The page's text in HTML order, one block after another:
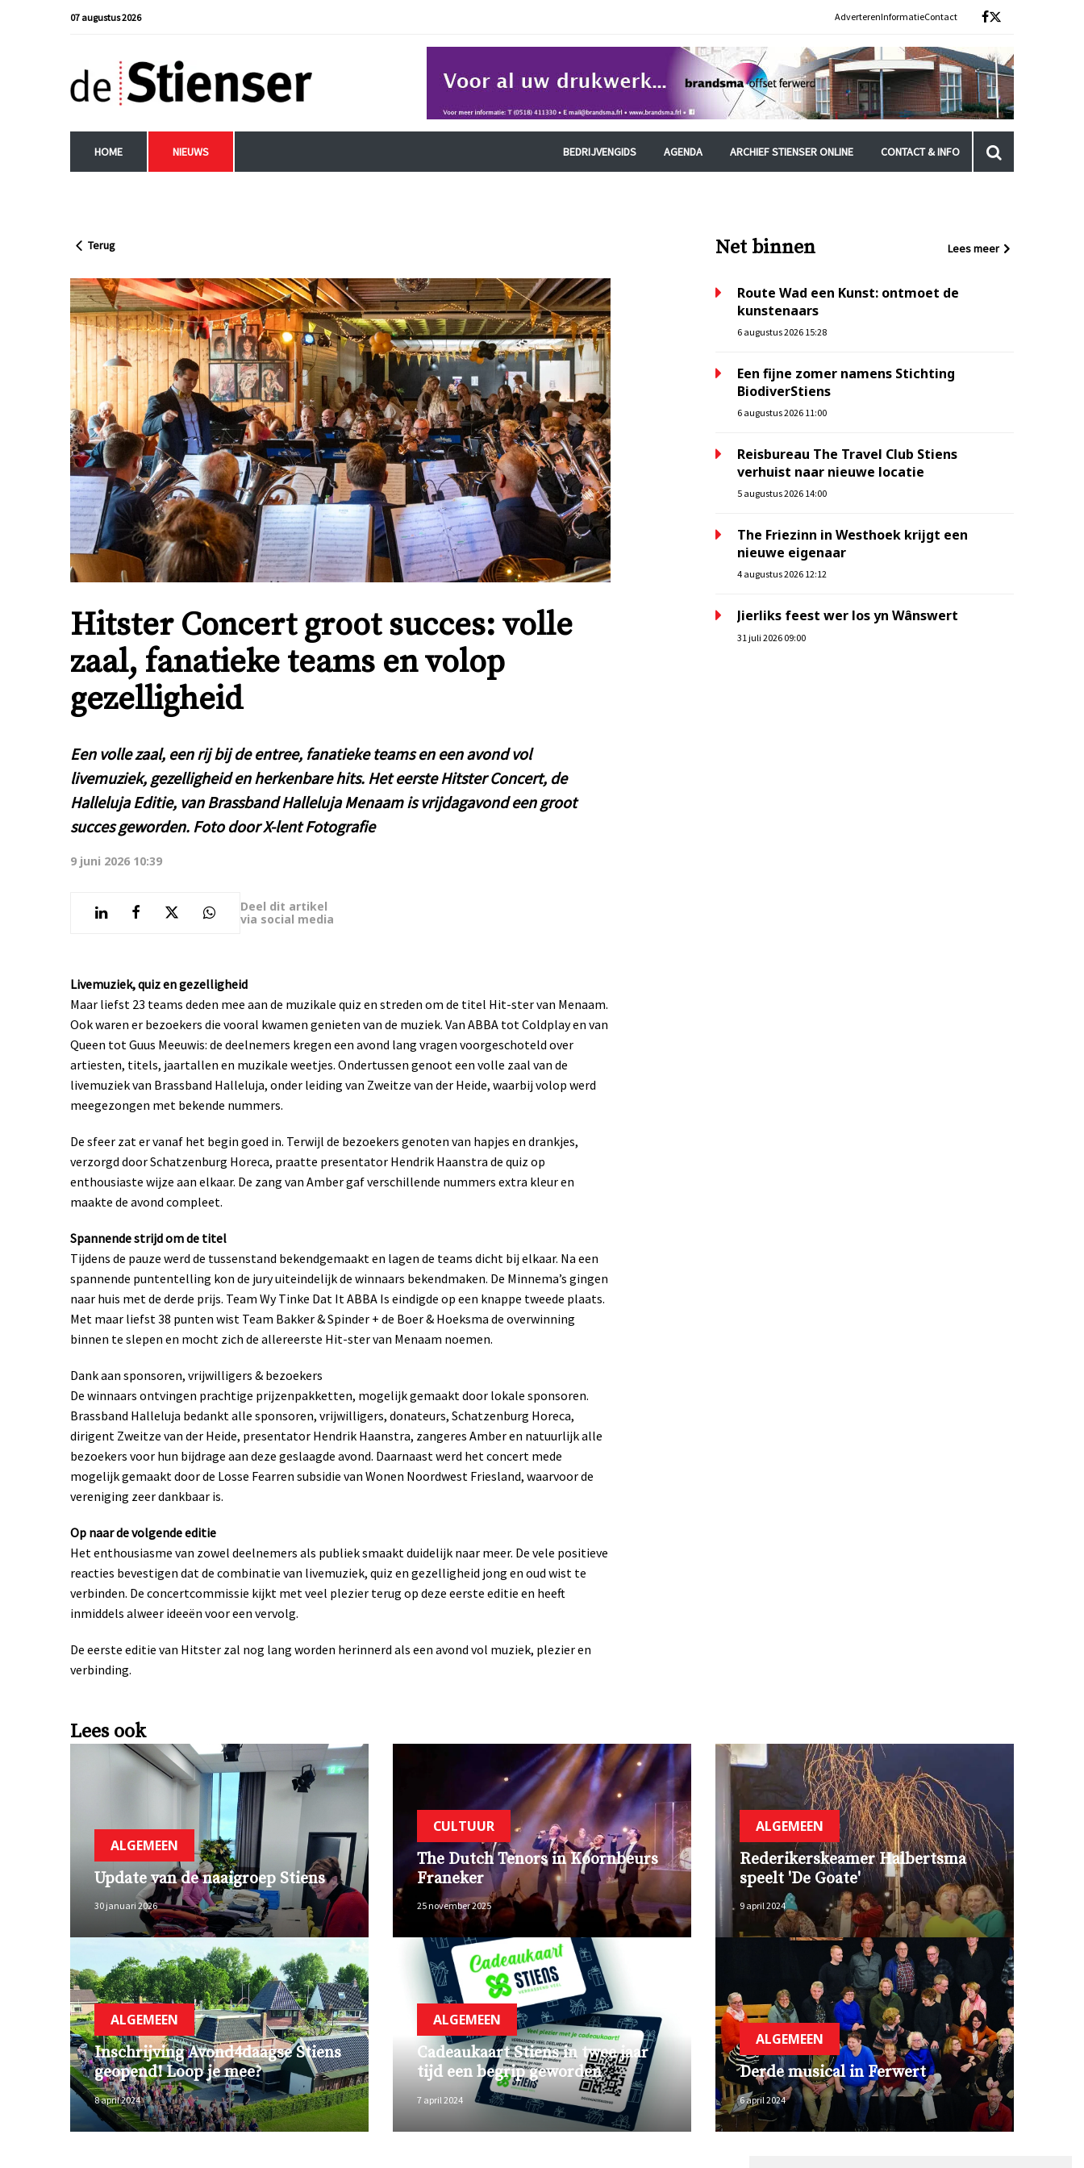
07 augustus 2026 AdverterenInformatieContact
HOME NIEUWS BEDRIJVENGIDS AGENDA ARCHIEF STIENSER ONLINE CONTACT & INFO
Terug
Hitster Concert groot succes: volle
zaal, fanatieke teams en volop
gezelligheid
Een volle zaal, een rij bij de entree, fanatieke teams en een avond vol
livemuziek, gezelligheid en herkenbare hits. Het eerste Hitster Concert, de
Halleluja Editie, van Brassband Halleluja Menaam is vrijdagavond een groot
succes geworden. Foto door X-lent Fotografie
9 juni 2026 10:39
Deel dit artikel
via social media
Livemuziek, quiz en gezelligheid
Maar liefst 23 teams deden mee aan de muzikale quiz en streden om de titel Hit-ster van Menaam.
Ook waren er bezoekers die vooral kwamen genieten van de muziek. Van ABBA tot Coldplay en van
Queen tot Guus Meeuwis: de deelnemers kregen een avond lang vragen voorgeschoteld over
artiesten, titels, jaartallen en muzikale weetjes. Ondertussen genoot een volle zaal van de
livemuziek van Brassband Halleluja, onder leiding van Zweitze van der Heide, waarbij volop werd
meegezongen met bekende nummers.
De sfeer zat er vanaf het begin goed in. Terwijl de bezoekers genoten van hapjes en drankjes,
verzorgd door Schatzenburg Horeca, praatte presentator Hendrik Haanstra de quiz op
enthousiaste wijze aan elkaar. De zang van Amber gaf verschillende nummers extra kleur en
maakte de avond compleet.
Spannende strijd om de titel
Tijdens de pauze werd de tussenstand bekendgemaakt en lagen de teams dicht bij elkaar. Na een
spannende puntentelling kon de jury uiteindelijk de winnaars bekendmaken. De Minnema’s gingen
naar huis met de derde prijs. Team Wy Tinke Dat It ABBA Is eindigde op een knappe tweede plaats.
Met maar liefst 38 punten wist Team Bakker & Spinder + de Boer & Hoeksma de overwinning
binnen te slepen en mocht zich de allereerste Hit-ster van Menaam noemen.
Dank aan sponsoren, vrijwilligers & bezoekers
De winnaars ontvingen prachtige prijzenpakketten, mogelijk gemaakt door lokale sponsoren.
Brassband Halleluja bedankt alle sponsoren, vrijwilligers, donateurs, Schatzenburg Horeca,
dirigent Zweitze van der Heide, presentator Hendrik Haanstra, zangeres Amber en natuurlijk alle
bezoekers voor hun bijdrage aan deze geslaagde avond. Daarnaast werd het concert mede
mogelijk gemaakt door de Losse Fearren subsidie van Wonen Noordwest Friesland, waarvoor de
vereniging zeer dankbaar is.
Op naar de volgende editie
Het enthousiasme van zowel deelnemers als publiek smaakt duidelijk naar meer. De vele positieve
reacties bevestigen dat de combinatie van livemuziek, quiz en gezelligheid jong en oud wist te
verbinden. De concertcommissie kijkt met veel plezier terug op deze eerste editie en heeft
inmiddels alweer ideeën voor een vervolg.
De eerste editie van Hitster zal nog lang worden herinnerd als een avond vol muziek, plezier en
verbinding.
Net binnen Lees meer
Route Wad een Kunst: ontmoet de
kunstenaars
6 augustus 2026 15:28
Een fijne zomer namens Stichting
BiodiverStiens
6 augustus 2026 11:00
Reisbureau The Travel Club Stiens
verhuist naar nieuwe locatie
5 augustus 2026 14:00
The Friezinn in Westhoek krijgt een
nieuwe eigenaar
4 augustus 2026 12:12
Jierliks feest wer los yn Wânswert
31 juli 2026 09:00
Lees ook
ALGEMEEN
Update van de naaigroep Stiens
30 januari 2026
CULTUUR
The Dutch Tenors in Koornbeurs
Franeker
25 november 2025
ALGEMEEN
Rederikerskeamer Halbertsma
speelt 'De Goate'
9 april 2024
ALGEMEEN
Inschrijving Avond4daagse Stiens
geopend! Loop je mee?
8 april 2024
ALGEMEEN
Cadeaukaart Stiens in twee jaar
tijd een begrip geworden
7 april 2024
ALGEMEEN
Derde musical in Ferwert
6 april 2024